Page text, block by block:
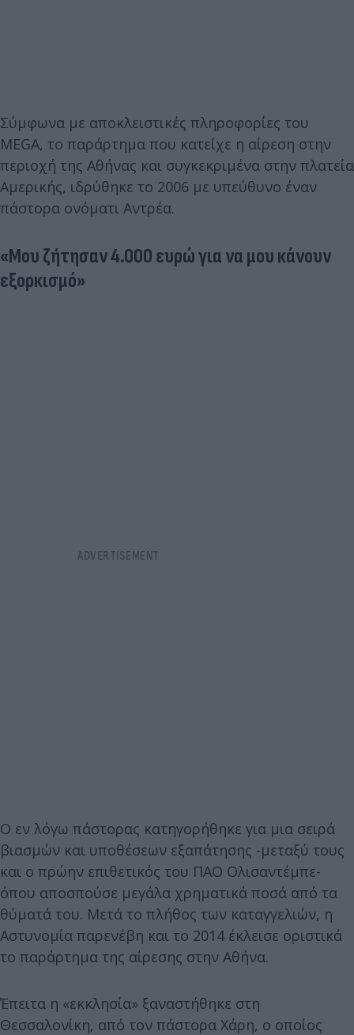
Σύμφωνα με αποκλειστικές πληροφορίες του
MEGA, το παράρτημα που κατείχε η αίρεση στην
περιοχή της Αθήνας και συγκεκριμένα στην πλατεία
Αμερικής, ιδρύθηκε το 2006 με υπεύθυνο έναν
πάστορα ονόματι Αντρέα.
«Μου ζήτησαν 4.000 ευρώ για να μου κάνουν
εξορκισμό»
Ο εν λόγω πάστορας κατηγορήθηκε για μια σειρά
βιασμών και υποθέσεων εξαπάτησης -μεταξύ τους
και ο πρώην επιθετικός του ΠΑΟ Ολισαντέμπε-
όπου αποσπούσε μεγάλα χρηματικά ποσά από τα
θύματά του. Μετά το πλήθος των καταγγελιών, η
Αστυνομία παρενέβη και το 2014 έκλεισε οριστικά
το παράρτημα της αίρεσης στην Αθήνα.
Έπειτα η «εκκλησία» ξαναστήθηκε στη
Θεσσαλονίκη, από τον πάστορα Χάρη, ο οποίος